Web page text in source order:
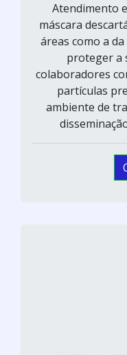
Atendimento
máscara
áreas como a
proteger a
colaboradores
partículas
ambiente de